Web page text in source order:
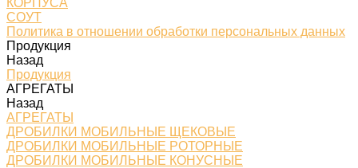
КОРПУСА
СОУТ
Политика в отношении обработки персональных данных
Продукция
Назад
Продукция
АГРЕГАТЫ
Назад
АГРЕГАТЫ
ДРОБИЛКИ МОБИЛЬНЫЕ ЩЕКОВЫЕ
ДРОБИЛКИ МОБИЛЬНЫЕ РОТОРНЫЕ
ДРОБИЛКИ МОБИЛЬНЫЕ КОНУСНЫЕ